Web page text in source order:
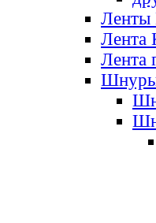
Ленты
Лента
Лента